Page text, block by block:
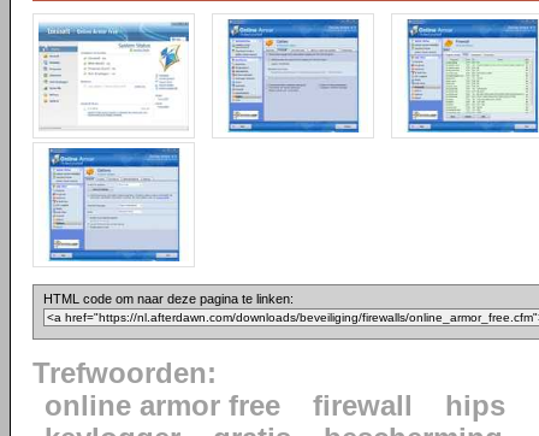
HTML code om naar deze pagina te linken:
Trefwoorden:
online armor free
firewall hips